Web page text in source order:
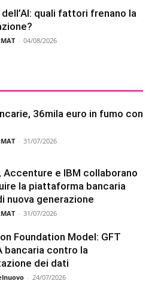
quali fattori frenano la
- 04/08/2026
36mila euro in fumo con
- 31/07/2026
Accenture e IBM collaborano
la piattaforma bancaria
nuova generazione
- 31/07/2026
Foundation Model: GFT
bancaria contro la
dei dati
- 24/07/2026